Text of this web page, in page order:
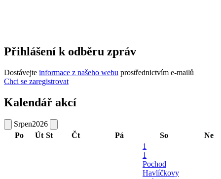
Přihlášení k odběru zpráv
Dostávejte informace z našeho webu prostřednictvím e-mailů
Chci se zaregistrovat
Kalendář akcí
Srpen2026
Po
Út St Čt Pá So Ne
1
1
Pochod
Havlíčkovy